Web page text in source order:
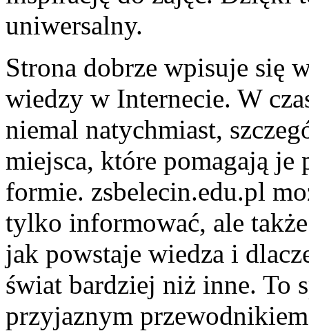
uniwersalny.
Strona dobrze wpisuje się
wiedzy w Internecie. W
niemal natychmiast,
miejsca, które pomagają
formie. zsbelecin.edu.pl
tylko informować, ale
jak powstaje wiedza i
świat bardziej niż inne. To
przyjaznym